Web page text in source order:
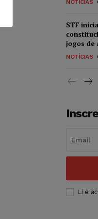
NOTÍCIAS
STF
jogos de
NOTÍCIAS
Li e